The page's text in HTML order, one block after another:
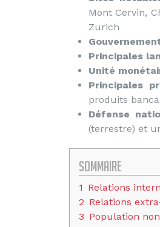
Mont Cervin,
Zurich
Principales
Unité
Principales
produits
Défense
(terrestre) et
Sommaire
1 Relations
2 Relations
3 Population